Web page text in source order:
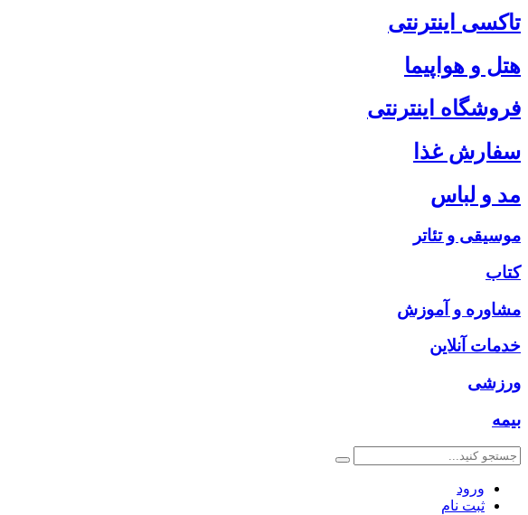
تاکسی اینترنتی
هتل و هواپیما
فروشگاه اینترنتی
سفارش غذا
مد و لباس
موسیقی و تئاتر
کتاب
مشاوره و آموزش
خدمات آنلاین
ورزشی
بیمه
ورود
ثبت نام